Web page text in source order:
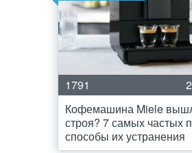
1791
Кофемашина Miele
строя? 7 самых частых
способы их устранения